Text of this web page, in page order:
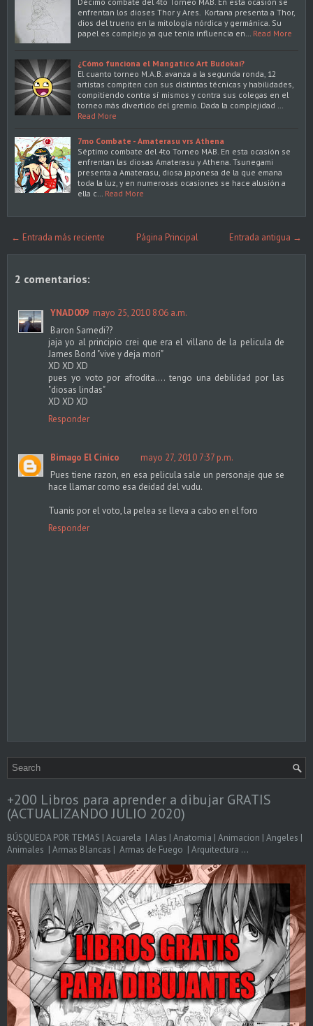
enfrentan los dioses Thor y Ares. Kortana presenta a Thor,
dios del trueno en la mitología nórdica y germánica. Su
papel es complejo ya que tenía influencia en…
Read More
¿Cómo funciona el Mangatico Art Budokai?
El cuanto torneo M.A.B. avanza a la segunda ronda, 12
artistas compiten con sus distintas técnicas y habilidades,
compitiendo contra sí mismos y contra sus colegas en el
torneo más divertido del gremio. Dada la complejidad …
Read More
7mo Combate - Amaterasu vrs Athena
Séptimo combate del 4to Torneo MAB. En esta ocasión se
enfrentan las diosas Amaterasu y Athena. Tsunegami
presenta a Amaterasu, diosa japonesa de la que emana
toda la luz, y en numerosas ocasiones se hace alusión a
ella c…
Read More
← Entrada más reciente Entrada antigua →
Página Principal
2 comentarios:
YNAD009 mayo 25, 2010 8:06 a.m.
Baron Samedi??
jaja yo al principio crei que era el villano de la pelicula de
James Bond "vive y deja mori"
XD XD XD
pues yo voto por afrodita.... tengo una debilidad por las
"diosas lindas"
XD XD XD
Responder
Bimago El Cínico
mayo 27, 2010 7:37 p.m.
Pues tiene razon, en esa pelicula sale un personaje que se
hace llamar como esa deidad del vudu.
Tuanis por el voto, la pelea se lleva a cabo en el foro
Responder
+200 Libros para aprender a dibujar GRATIS
(ACTUALIZANDO JULIO 2020)
BÚSQUEDA POR TEMAS | Acuarela | Alas | Anatomia | Animacion | Angeles |
Animales | Armas Blancas | Armas de Fuego | Arquitectura ...